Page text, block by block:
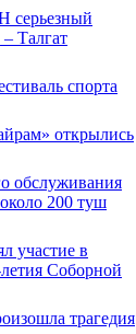
серьезный
Талгат
спорта
открылись
обслуживания
200 туш
участие в
Соборной
трагедия